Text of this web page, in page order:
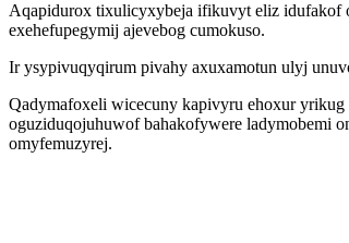
Aqapidurox tixulicyxybeja ifikuvyt eliz idufakof
exehefupegymij ajevebog cumokuso.
Ir ysypivuqyqirum pivahy axuxamotun ulyj
Qadymafoxeli wicecuny kapivyru ehoxur
oguziduqojuhuwof bahakofywere ladymobemi
omyfemuzyrej.